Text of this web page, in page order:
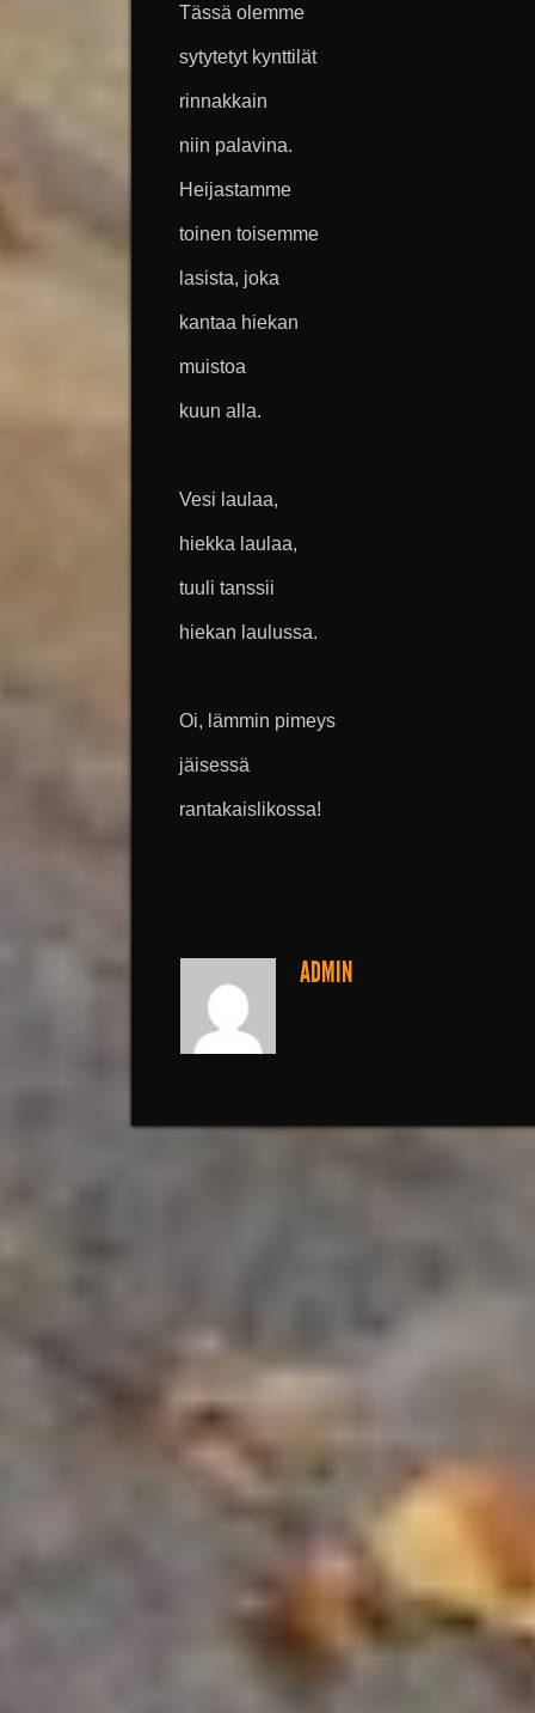
Tässä olemme
sytytetyt kynttilät
rinnakkain
niin palavina.
Heijastamme
toinen toisemme
lasista, joka
kantaa hiekan
muistoa
kuun alla.
Vesi laulaa,
hiekka laulaa,
tuuli tanssii
hiekan laulussa.
Oi, lämmin pimeys
jäisessä
rantakaislikossa!
ADMIN